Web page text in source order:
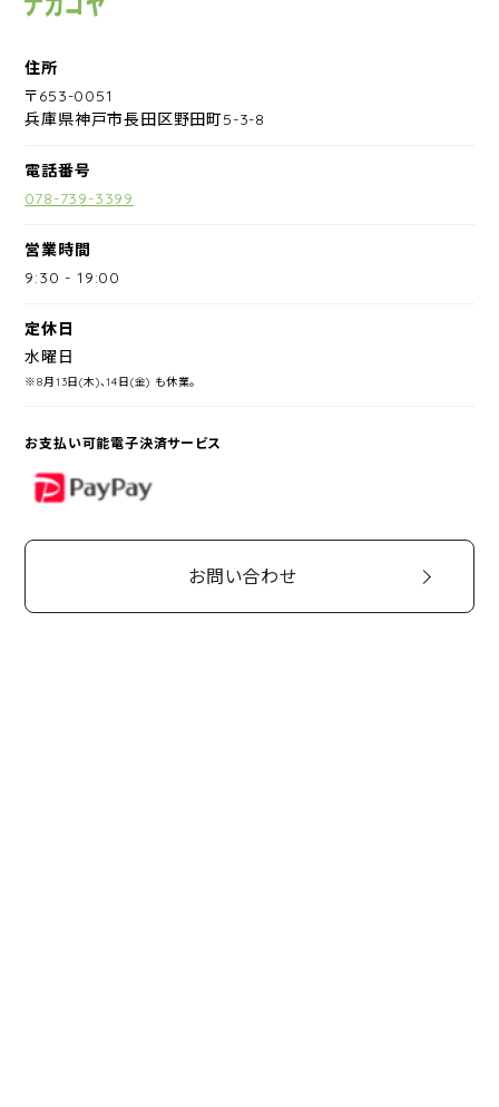
住所
〒653-0051
兵庫県神戸市長田区野田町5-3-8
電話番号
078-739-3399
営業時間
9:30 -19:00
定休日
水曜日
※8月13日(木)、14日(金) も休業。
お支払い可能電子決済サービス
PayPay
お問い合わせ